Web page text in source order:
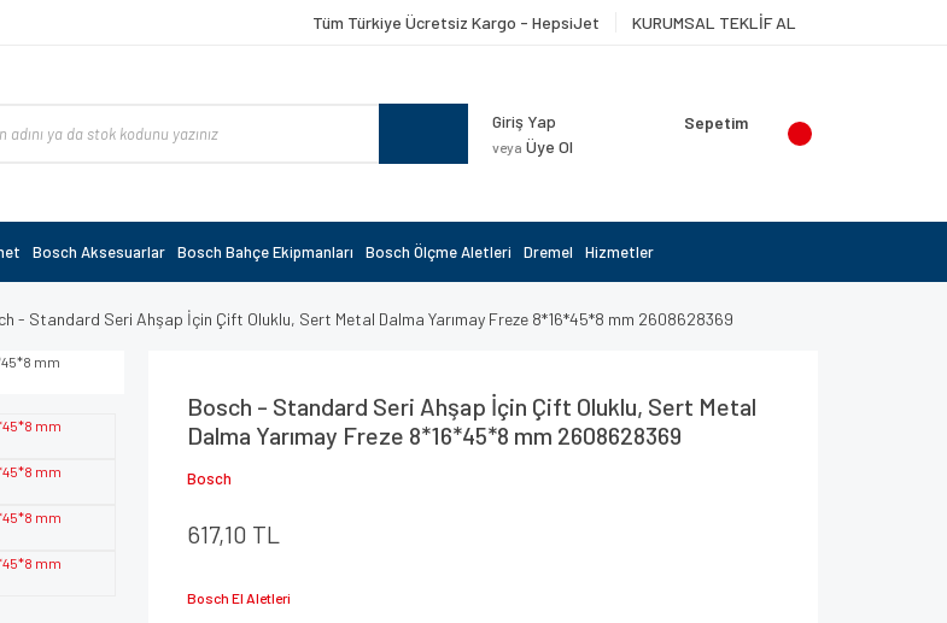
Tüm Türkiye Ücretsiz Kargo - HepsiJet KURUMSAL TEKLİF AL
Giriş Yap
veya Üye Ol
Sepetim
Bosch Aksesuarlar Bosch Bahçe Ekipmanları Bosch Ölçme Aletleri Dremel Hizmetler
- Standard Seri Ahşap İçin Çift Oluklu, Sert Metal Dalma Yarımay Freze 8*16*45*8 mm 2608628369
Bosch - Standard Seri Ahşap İçin Çift Oluklu, Sert Metal
Dalma Yarımay Freze 8*16*45*8 mm 2608628369
Bosch
617,10 TL
Bosch El Aletleri